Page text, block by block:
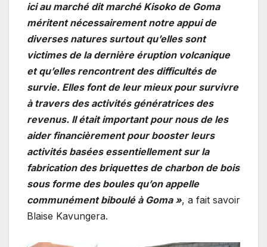
ici au marché dit marché Kisoko de Goma
méritent nécessairement notre appui de
diverses natures surtout qu’elles sont
victimes de la dernière éruption volcanique
et qu’elles rencontrent des difficultés de
survie. Elles font de leur mieux pour survivre
à travers des activités génératrices des
revenus. Il était important pour nous de les
aider financièrement pour booster leurs
activités basées essentiellement sur la
fabrication des briquettes de charbon de bois
sous forme des boules qu’on appelle
communément biboulé à Goma », a fait savoir
Blaise Kavungera.